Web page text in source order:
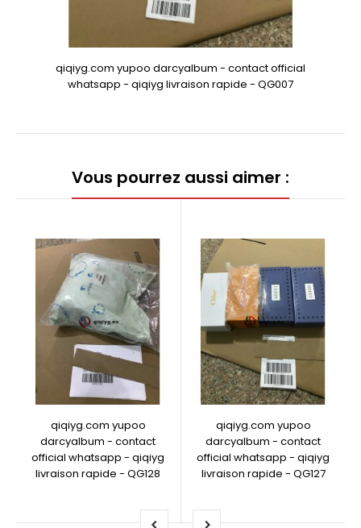
qiqiyg.com yupoo darcyalbum - contact official
whatsapp - qiqiyg livraison rapide - QG007
Vous pourrez aussi aimer :
qiqiyg.com yupoo
darcyalbum - contact
official whatsapp - qiqiyg
livraison rapide - QG128
qiqiyg.com yupoo
darcyalbum - contact
official whatsapp - qiqiyg
livraison rapide - QG127